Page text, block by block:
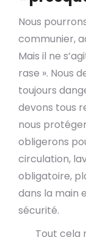
Nous
communier,
Mais il ne
rase ». Nous
toujours
devons tous
nous
obligerons
circulation,
obligatoire,
dans la main
sécurité.
Tout cela